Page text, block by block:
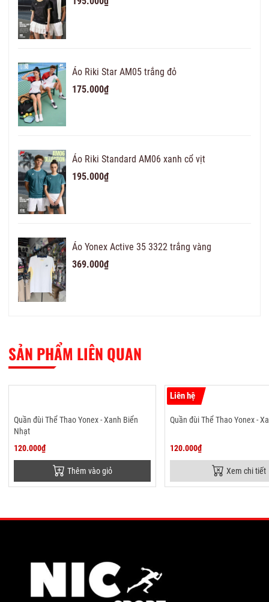
Áo Riki Star AM05 trắng đỏ
175.000₫
Áo Riki Standard AM06 xanh cổ vịt
195.000₫
Áo Yonex Active 35 3322 trắng vàng
369.000₫
SẢN PHẨM LIÊN QUAN
Quần đùi Thể Thao Yonex - Xanh Biển
Nhạt
120.000₫
Thêm vào giỏ
Liên hệ
Quần đùi Thể Thao Yonex -
120.000₫
Xem chi tiết